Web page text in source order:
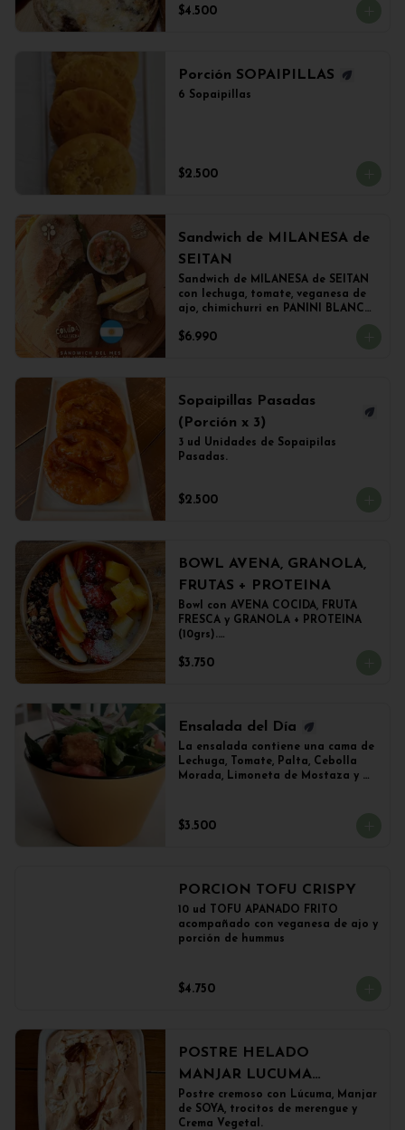
$4.500
Porción SOPAIPILLAS
6 Sopaipillas
$2.500
Sandwich de MILANESA de
SEITAN
Sandwich de MILANESA de SEITAN
con lechuga, tomate, veganesa de
ajo, chimichurri en PANINI BLANCO
$6.990
Sopaipillas Pasadas
(Porción x 3)
3 ud Unidades de Sopaipilas
Pasadas.
$2.500
BOWL AVENA, GRANOLA,
FRUTAS + PROTEINA
Bowl con AVENA COCIDA, FRUTA
FRESCA y GRANOLA + PROTEINA
(10grs).
de 500grs aprox.
$3.750
Ensalada del Día
La ensalada contiene una cama de
Lechuga, Tomate, Palta, Cebolla
Morada, Limoneta de Mostaza y
o Falafel.
$3.500
PORCION TOFU CRISPY
10 ud TOFU APANADO FRITO
acompañado con veganesa de ajo y
porción de hummus
$4.750
POSTRE HELADO
MANJAR LUCUMA
(500grs)
Postre cremoso con Lúcuma, Manjar
de SOYA, trocitos de merengue y
Crema Vegetal.